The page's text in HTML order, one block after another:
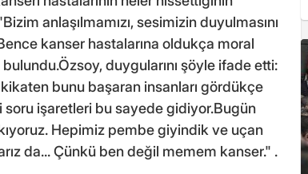
anlaşılmamızı, sesimizin duyulmasını
kanser hastalarına oldukça moral
duygularını şöyle ifade etti:
bunu başaran insanları gördükçe
işaretleri bu sayede gidiyor.Bugün
Hepimiz pembe giyindik ve uçan
da... Çünkü ben değil memem kanser." .